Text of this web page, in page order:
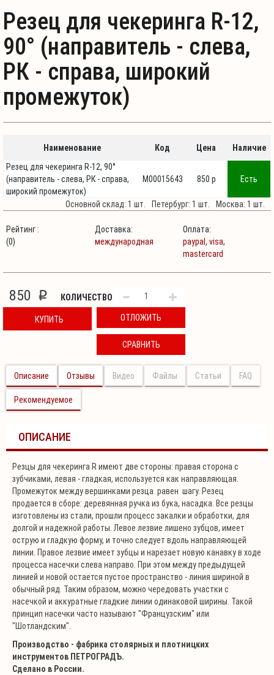
Резец для чекеринга R-12,
90° (направитель - слева,
РК - справа, широкий
промежуток)
Наименование Код Цена
Наличие
Резец для чекеринга R-12, 90°
(направитель - слева, РК - справа,
широкий промежуток)
М00015643 850 p Есть
Основной склад: 1 шт. Петербург: 1 шт. Москва: 1 шт.
Рейтинг :
(0)
Доставка:
международная
Оплата:
paypal, visa,
mastercard
850 p КОЛИЧЕСТВО
КУПИТЬ ОТЛОЖИТЬ
СРАВНИТЬ
Описание Отзывы Видео Файлы Статьи FAQ
Рекомендуемое
ОПИСАНИЕ
Резцы для чекеринга R имеют две стороны: правая сторона с
зубчиками, левая - гладкая, используется как направляющая.
Промежуток между вершинками резца равен шагу. Резец
продается в сборе: деревянная ручка из бука, насадка. Все резцы
изготовлены из стали, прошли процесс закалки и обработки, для
долгой и надежной работы. Левое лезвие лишено зубцов, имеет
острую и гладкую форму, и точно следует вдоль направляющей
линии. Правое лезвие имеет зубцы и нарезает новую канавку в ходе
процесса насечки слева направо. При этом между предыдущей
линией и новой остается пустое пространство - линия шириной в
обычный ряд. Таким образом, можно чередовать участки с
насечкой и аккуратные гладкие линии одинаковой ширины. Такой
принцип насечки часто называют "Французским" или
"Шотландским".
Производство - фабрика столярных и плотницких
инструментов ПЕТРОГРАДЪ.
Сделано в России.